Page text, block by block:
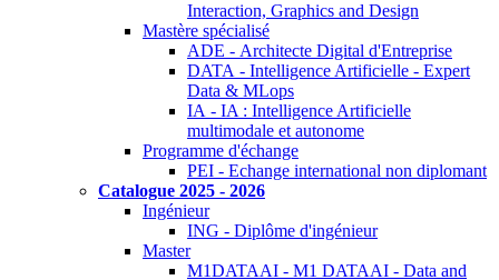
Interaction, Graphics and Design
Mastère spécialisé
ADE - Architecte Digital d'Entreprise
DATA - Intelligence Artificielle - Expert
Data & MLops
IA - IA : Intelligence Artificielle
multimodale et autonome
Programme d'échange
PEI - Echange international non diplomant
Catalogue 2025 - 2026
Ingénieur
ING - Diplôme d'ingénieur
Master
M1DATAAI - M1 DATAAI - Data and